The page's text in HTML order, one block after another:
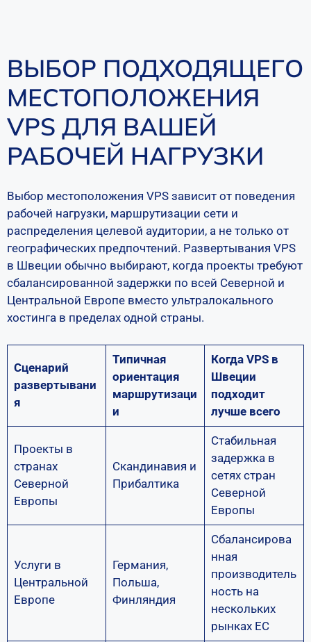
ВЫБОР ПОДХОДЯЩЕГО
МЕСТОПОЛОЖЕНИЯ
VPS ДЛЯ ВАШЕЙ
РАБОЧЕЙ НАГРУЗКИ
Выбор местоположения VPS зависит от поведения
рабочей нагрузки, маршрутизации сети и
распределения целевой аудитории, а не только от
географических предпочтений. Развертывания VPS
в Швеции обычно выбирают, когда проекты требуют
сбалансированной задержки по всей Северной и
Центральной Европе вместо ультралокального
хостинга в пределах одной страны.
Сценарий
развертывани
я
Типичная
ориентация
маршрутизаци
и
Когда VPS в
Швеции
подходит
лучше всего
Проекты в
странах
Северной
Европы
Скандинавия и
Прибалтика
Стабильная
задержка в
сетях стран
Северной
Европы
Услуги в
Центральной
Европе
Германия,
Польша,
Финляндия
Сбалансирова
нная
производитель
ность на
нескольких
рынках ЕС